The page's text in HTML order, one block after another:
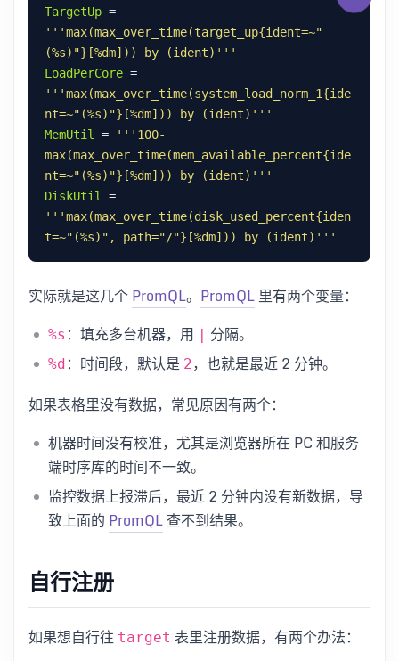
TargetUp
'''max(max_over_time(target_up{ident=~"
(%s)"}[%dm])) by (ident)'''
LoadPerCore
'''max(max_over_time(system_load_norm_1{ide
nt=~"(%s)"}[%dm])) by (ident)'''
MemUtil =
'''100-
max(max_over_time(mem_available_percent{ide
nt=~"(%s)"}[%dm])) by (ident)'''
DiskUtil
'''max(max_over_time(disk_used_percent{iden
t=~"(%s)", path="/"}[%dm])) by (ident)'''
实际就是这几个PromQL。 PromQL里有两个变量：
%s ：填充多台机器，用 分隔。
%d ：时间段，默认是 2，也就是最近 2 分钟。
如果表格里没有数据，常见原因有两个：
机器时间没有校准，尤其是浏览器所在 PC 和服务
端时序库的时间不一致。
监控数据上报滞后，最近 2 分钟内没有新数据，导
致上面的 PromQL查不到结果。
自行注册
如果想自行往 target 表里注册数据，有两个办法：